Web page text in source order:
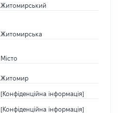
Житомирський
Житомирська
Місто
Житомир
[Конфіденційна інформація]
[Конфіденційна інформація]